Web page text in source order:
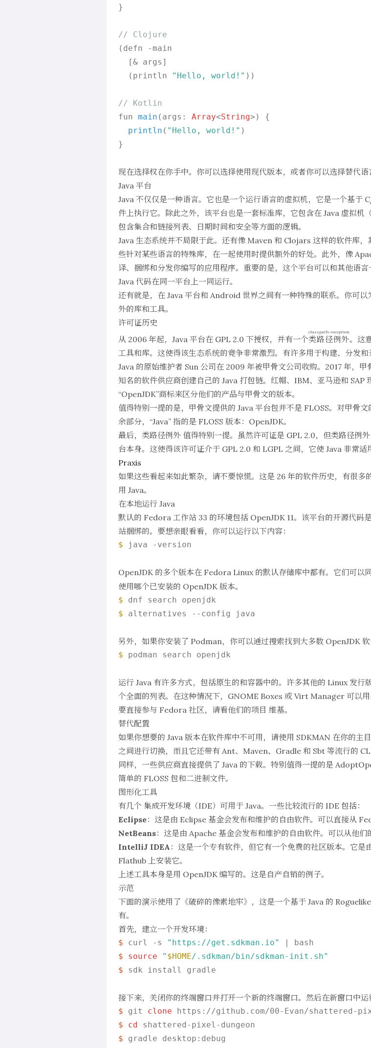
}
// Clojure
(defn -main
  [& args]
  (println
"Hello, world!" ))
// Kotlin
fun main ( args: Array<String> ) {
println ( "Hello, world!" )
}
现在选择权在你手中。你可以选择使用现代版本，或者你可以选择替代语
Java 平台
Java 不仅仅是一种语言。它也是一个运行语言的虚拟机，它是一个基于
件上执行它。除此之外，该平台也是一套标准库，它包含在 Java 虚拟机
包含集合和链接列表、日期时间和安全等方面的逻辑。
Java 生态系统并不局限于此。还有像 Maven 和 Clojars 这样的软件库
些针对某些语言的特殊库，在一起使用时提供额外的好处。此外，像
译、捆绑和分发你编写的应用程序。重要的是，这个平台可以和其他语
Java 代码在同一平台上一同运行。
还有就是，在 Java 平台和 Android 世界之间有一种特殊的联系。你可
外的库和工具。
许可证历史
从 2006 年起，Java 平台在 GPL 2.0 下授权，并有一个类路径例外
classpath-exception
。这
工具和库。这使得该生态系统的竞争非常激烈。有许多用于构建、分发和
Java 的原始维护者 Sun 公司在 2009 年被甲骨文公司收购。2017 年，
知名的软件供应商创建自己的 Java 打包链。红帽、IBM、亚马逊和 SAP
“OpenJDK”商标来区分他们的产品与甲骨文的版本。
值得特别一提的是，甲骨文提供的 Java 平台包并不是 FLOSS。对甲骨
余部分，“Java” 指的是 FLOSS 版本：OpenJDK。
最后， 类路径例外 值得特别一提。虽然许可证是 GPL 2.0，但类路径例
台本身。这使得该许可证介于 GPL 2.0 和 LGPL 之间，它使 Java 非常适
Praxis
如果这些看起来如此繁杂，请不要惊慌。这是 26 年的软件历史，有很
用 Java。
在本地运行 Java
默认的 Fedora 工作站 33 的环境包括 OpenJDK 11。该平台的开源代
站捆绑的。要想亲眼看看，你可以运行以下内容：
$ java -version
OpenJDK 的多个版本在 Fedora Linux 的默认存储库中都有。它们可以
使用哪个已安装的 OpenJDK 版本。
$
$ alternatives --config java
另外，如果你安装了 Podman，你可以通过搜索找到大多数 OpenJDK 软
$ podman search openjdk
运行 Java 有许多方式，包括原生的和容器中的。许多其他的 Linux 发行
个全面的列表。在这种情况下， GNOME Boxes 或 Virt Manager 可以用
要直接参与 Fedora 社区，请看他们的项目 维基。
替代配置
如果你想要的 Java 版本在软件库中不可用，请使用 SDKMAN 在你的主
之间进行切换，而且它还带有 Ant、Maven、Gradle 和 Sbt 等流行的 CLI
同样，一些供应商直接提供了 Java 的下载。特别值得一提的是
简单的 FLOSS 包和二进制文件。
图形化工具
有几个 集成开发环境 （IDE）可用于 Java。一些比较流行的 IDE 包括：
Eclipse：这是由 Eclipse 基金会发布和维护的自由软件。可以直接从
NetBeans：这是由 Apache 基金会发布和维护的自由软件。可以从他们
IntelliJ IDEA ：这是一个专有软件，但它有一个免费的社区版本。它
Flathub 上安装它。
上述工具本身是用 OpenJDK 编写的。这是自产自销的例子。
示范
下面的演示使用了《破碎的像素地牢》，这是一个基于 Java 的
有。
首先，建立一个开发环境：
$ curl -s "https://get.sdkman.io"
| bash
$ source " $HOME/.sdkman/bin/sdkman-init.sh"
$ sdk install gradle
接下来，关闭你的终端窗口并打开一个新的终端窗口。然后在新窗口中运
$ git clone https://github.com/00-Evan/shattered-
$ cd shattered-pixel-dungeon
$ gradle desktop:debug